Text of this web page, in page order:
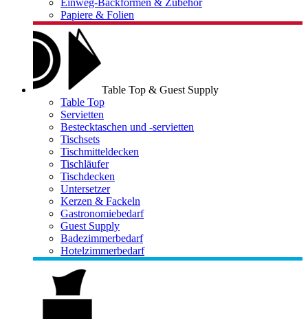
Einweg-Backformen & Zubehör
Papiere & Folien
Table Top & Guest Supply
Table Top
Servietten
Bestecktaschen und -servietten
Tischsets
Tischmitteldecken
Tischläufer
Tischdecken
Untersetzer
Kerzen & Fackeln
Gastronomiebedarf
Guest Supply
Badezimmerbedarf
Hotelzimmerbedarf